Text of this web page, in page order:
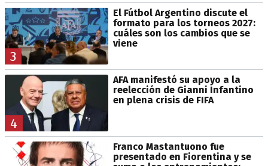
3
El Fútbol Argentino discute el
formato para los torneos 2027:
cuáles son los cambios que se
viene
4
AFA manifestó su apoyo a la
reelección de Gianni Infantino
en plena crisis de FIFA
Franco Mastantuono fue
presentado en Fiorentina y se